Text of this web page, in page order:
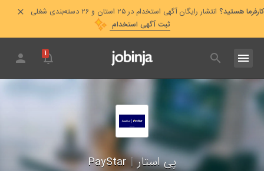
کارفرما هستید؟ انتشار رایگان آگهی استخدام در ۲۵ استان و ۲۶ دسته‌بندی شغلی
ثبت آگهی استخدام
۱
پی استار|
PayStar